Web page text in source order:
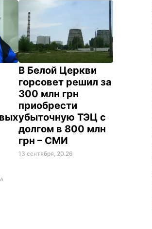
В Белой Церкви
горсовет решил за
300 млн грн
приобрести
убыточную ТЭЦ с
долгом в 800 млн
грн – СМИ
13 сентября, 20.26